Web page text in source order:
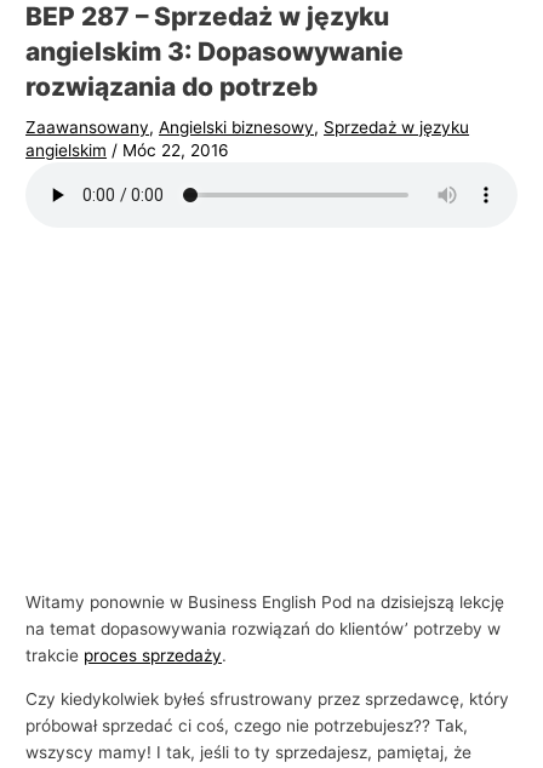
BEP 287 – Sprzedaż w języku
angielskim 3: Dopasowywanie
rozwiązania do potrzeb
Zaawansowany,Angielski biznesowy, Sprzedaż w języku
angielskim / Móc 22, 2016
Witamy ponownie w Business English Pod na dzisiejszą lekcję
na temat dopasowywania rozwiązań do klientów’ potrzeby w
trakcie proces sprzedaży.
Czy kiedykolwiek byłeś sfrustrowany przez sprzedawcę, który
próbował sprzedać ci coś, czego nie potrzebujesz?? Tak,
wszyscy mamy! I tak, jeśli to ty sprzedajesz, pamiętaj, że
a
a
n
g
i
s